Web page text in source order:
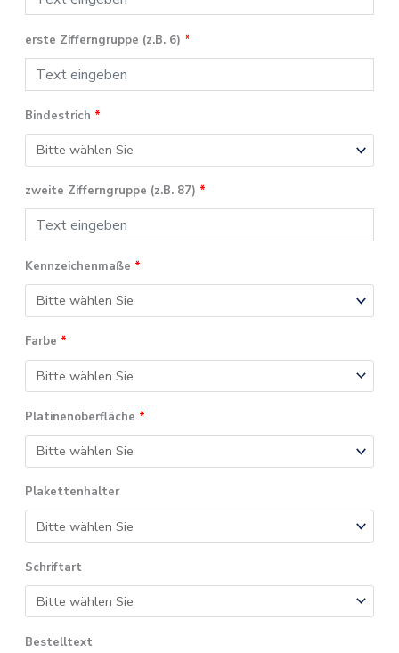
erste Zifferngruppe (z.B. 6) *
Bindestrich *
zweite Zifferngruppe (z.B. 87) *
Kennzeichenmaße *
Farbe *
Platinenoberfläche *
Plakettenhalter
Schriftart
Bestelltext